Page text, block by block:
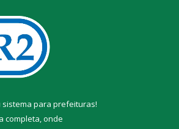
sistema para prefeituras!
completa, onde